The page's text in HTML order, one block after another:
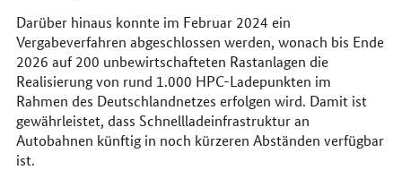
Darüber hinaus konnte im Februar 2024 ein
Vergabeverfahren abgeschlossen werden, wonach bis Ende
2026 auf 200 unbewirtschafteten Rastanlagen die
Realisierung von rund 1.000 HPC-Ladepunkten im
Rahmen des Deutschlandnetzes erfolgen wird. Damit ist
gewährleistet, dass Schnellladeinfrastruktur an
Autobahnen künftig in noch kürzeren Abständen verfügbar
ist.